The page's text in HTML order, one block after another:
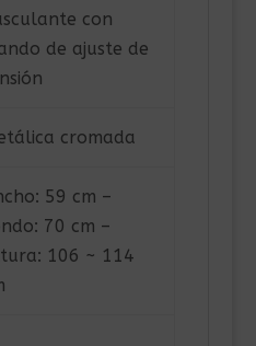
con
de ajuste de
cromada
59 cm –
70 cm –
106 ~ 114